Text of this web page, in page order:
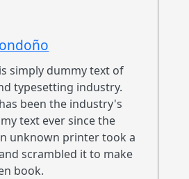
simply dummy text of
typesetting industry.
been the industry's
text ever since the
unknown printer took a
scrambled it to make
book.